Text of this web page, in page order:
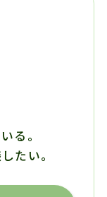
る。
たい。